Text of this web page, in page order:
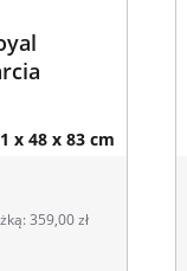
x 48 x 83 cm
359,00 zł